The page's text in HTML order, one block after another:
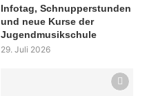
Infotag, Schnupperstunden
und neue Kurse der
Jugendmusikschule
29. Juli 2026